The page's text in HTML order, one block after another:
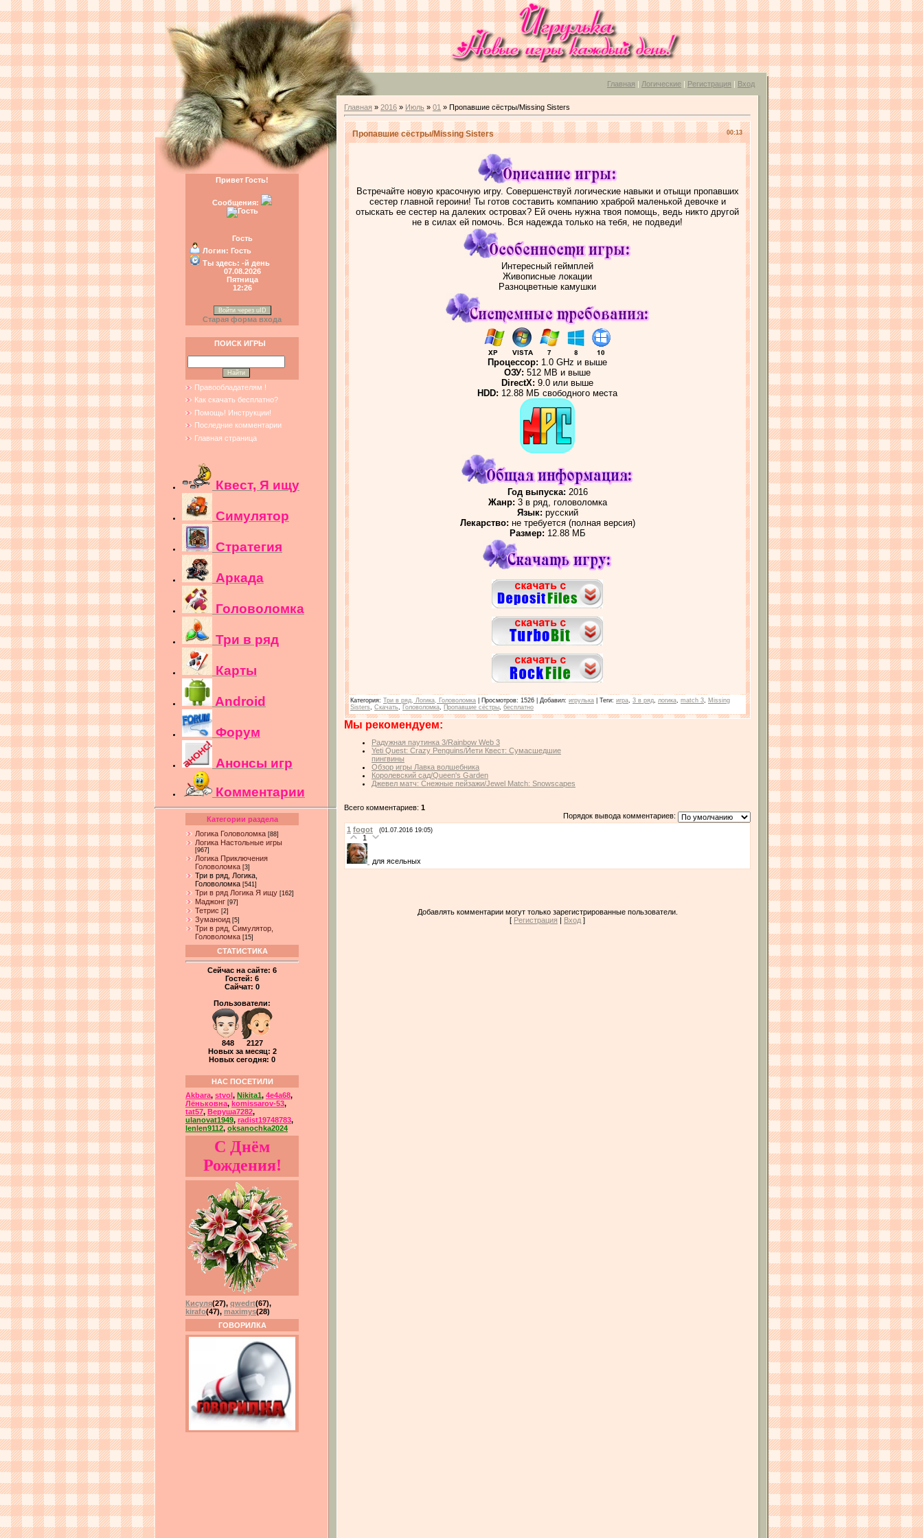
Главная | Логические | Регистрация | Вход
Привет Гость!
Сообщения:
Гость
Логин: Гость
Ты здесь: -й день
07.08.2026
Пятница
12:26
Войти через uID
Старая форма входа
ПОИСК ИГРЫ
Правообладателям !
Как скачать бесплатно?
Помощь! Инструкции!
Последние комментарии
Главная страница
Квест, Я ищу
Симулятор
Стратегия
Аркада
Головоломка
Три в ряд
Карты
Android
Форум
Анонсы игр
Комментарии
Категории раздела
Логика Головоломка [88]
Логика Настольные игры
[967]
Логика Приключения
Головоломка [3]
Три в ряд, Логика,
Головоломка [541]
Три в ряд Логика Я ищу [162]
Маджонг [97]
Тетрис [2]
Зуманоид [5]
Три в ряд, Симулятор,
Головоломка [15]
СТАТИСТИКА
Сейчас на сайте: 6
Гостей: 6
Сайчат: 0
Пользователи:
848 2127
Новых за месяц: 2
Новых сегодня: 0
НАС ПОСЕТИЛИ
Akbara, stvol , Nikita1, 4e4a68,
Лёньковна, komissarov-53,
tat57, Веруша7282,
ulanovat1949, radist19748783,
lenlen9112, oksanochka2024
С Днём
Рождения!
Кисуля(27), qwedrt(67),
kirafo(47), maximys(28)
ГОВОРИЛКА
Главная » 2016 » Июль » 01 » Пропавшие сёстры/Missing Sisters
00:13
Пропавшие сёстры/Missing Sisters
Встречайте новую красочную игру. Совершенствуй логические навыки и отыщи пропавших
сестер главной героини! Ты готов составить компанию храброй маленькой девочке и
отыскать ее сестер на далеких островах? Ей очень нужна твоя помощь, ведь никто другой
не в силах ей помочь. Вся надежда только на тебя, не подведи!
Интересный геймплей
Живописные локации
Разноцветные камушки
Процессор: 1.0 GHz и выше
ОЗУ: 512 MB и выше
DirectX: 9.0 или выше
HDD: 12.88 МБ свободного места
Год выпуска: 2016
Жанр: 3 в ряд, головоломка
Язык: русский
Лекарство: не требуется (полная версия)
Размер: 12.88MБ
Категория: Три в ряд, Логика, Головоломка Просмотров: 1526 | Добавил: игрулька Теги: игра 3 в ряд логика match 3
Missing
Sisters
Скачать Головоломка Пропавшие сёстры бесплатно
Мы рекомендуем:
Радужная паутинка 3/Rainbow Web 3
Yeti Quest: Crazy Penguins/Йети Квест: Сумасшедшие
пингвины
Обзор игры Лавка волшебника
Королевский сад/Queen's Garden
Джевел матч: Снежные пейзажи/Jewel Match: Snowscapes
Всего комментариев: 1
Порядок вывода комментариев:
1 fogot (01.07.2016 19:05)
1
для ясельных
Добавлять комментарии могут только зарегистрированные пользователи.
[ Регистрация | Вход ]